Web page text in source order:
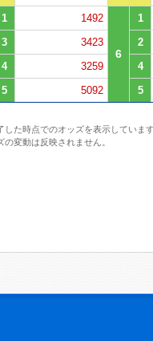
1 1492
6
1
3 3423
2
4 3259
4
5 5092 5
た時点でのオッズを表示していま
変動は反映されません。